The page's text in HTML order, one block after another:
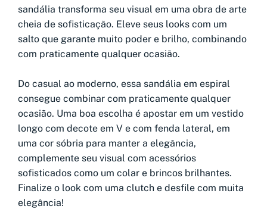
sandália transforma seu visual em uma obra de arte
cheia de sofisticação. Eleve seus looks com um
salto que garante muito poder e brilho, combinando
com praticamente qualquer ocasião.
Do casual ao moderno, essa sandália em espiral
consegue combinar com praticamente qualquer
ocasião. Uma boa escolha é apostar em um vestido
longo com decote em V e com fenda lateral, em
uma cor sóbria para manter a elegância,
complemente seu visual com acessórios
sofisticados como um colar e brincos brilhantes.
Finalize o look com uma clutch e desfile com muita
elegância!